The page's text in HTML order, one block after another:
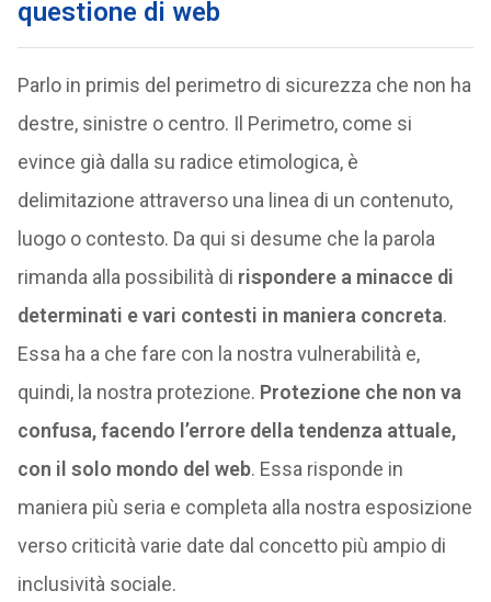
questione di web
Parlo in primis del perimetro di sicurezza che non ha
destre, sinistre o centro. Il Perimetro, come si
evince già dalla su radice etimologica, è
delimitazione attraverso una linea di un contenuto,
luogo o contesto. Da qui si desume che la parola
rimanda alla possibilità di rispondere a minacce di
determinati e vari contesti in maniera concreta.
Essa ha a che fare con la nostra vulnerabilità e,
quindi, la nostra protezione. Protezione che non va
confusa, facendo l’errore della tendenza attuale,
con il solo mondo del web. Essa risponde in
maniera più seria e completa alla nostra esposizione
verso criticità varie date dal concetto più ampio di
inclusività sociale.